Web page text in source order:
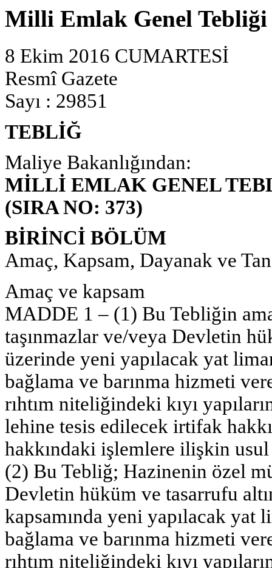
Milli Emlak Genel Tebliği
8 Ekim 2016 CUMARTESİ
Resmî Gazete
Sayı : 29851
TEBLİĞ
Maliye Bakanlığından:
MİLLİ EMLAK GENEL
(SIRA NO: 373)
BİRİNCİ BÖLÜM
Amaç, Kapsam, Dayanak ve
Amaç ve kapsam
MADDE 1 – (1) Bu Tebliğin
taşınmazlar ve/veya Devletin
üzerinde yeni yapılacak yat
bağlama ve barınma hizmeti
rıhtım niteliğindeki kıyı
lehine tesis edilecek irtifak
hakkındaki işlemlere ilişkin usul
(2) Bu Tebliğ; Hazinenin özel
Devletin hüküm ve tasarrufu
kapsamında yeni yapılacak yat
bağlama ve barınma hizmeti
rıhtım niteliğindeki kıyı